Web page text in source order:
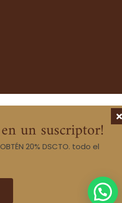
un suscriptor!
20% DSCTO. todo el